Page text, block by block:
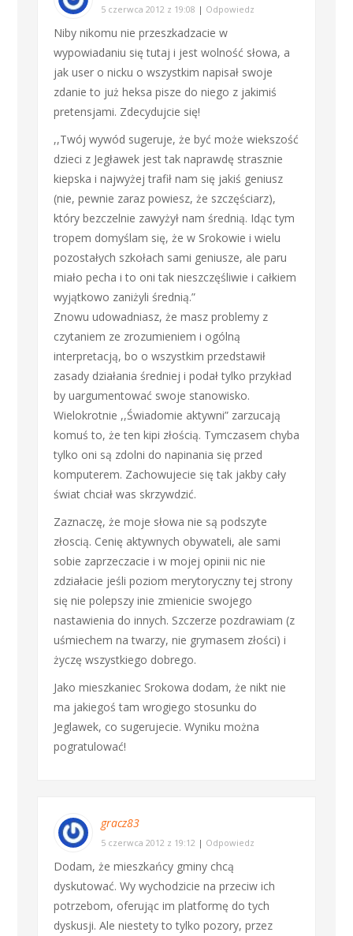
5 czerwca 2012 z 19:08 | Odpowiedz
Niby nikomu nie przeszkadzacie w
wypowiadaniu się tutaj i jest wolność słowa, a
jak user o nicku o wszystkim napisał swoje
zdanie to już heksa pisze do niego z jakimiś
pretensjami. Zdecydujcie się!
,,Twój wywód sugeruje, że być może wiekszość
dzieci z Jegławek jest tak naprawdę strasznie
kiepska i najwyżej trafił nam się jakiś geniusz
(nie, pewnie zaraz powiesz, że szczęściarz),
który bezczelnie zawyżył nam średnią. Idąc tym
tropem domyślam się, że w Srokowie i wielu
pozostałych szkołach sami geniusze, ale paru
miało pecha i to oni tak nieszczęśliwie i całkiem
wyjątkowo zaniżyli średnią.”
Znowu udowadniasz, że masz problemy z
czytaniem ze zrozumieniem i ogólną
interpretacją, bo o wszystkim przedstawił
zasady działania średniej i podał tylko przykład
by uargumentować swoje stanowisko.
Wielokrotnie ,,Świadomie aktywni” zarzucają
komuś to, że ten kipi złością. Tymczasem chyba
tylko oni są zdolni do napinania się przed
komputerem. Zachowujecie się tak jakby cały
świat chciał was skrzywdzić.
Zaznaczę, że moje słowa nie są podszyte
złoscią. Cenię aktywnych obywateli, ale sami
sobie zaprzeczacie i w mojej opinii nic nie
zdziałacie jeśli poziom merytoryczny tej strony
się nie polepszy inie zmienicie swojego
nastawienia do innych. Szczerze pozdrawiam (z
uśmiechem na twarzy, nie grymasem złości) i
życzę wszystkiego dobrego.
Jako mieszkaniec Srokowa dodam, że nikt nie
ma jakiegoś tam wrogiego stosunku do
Jeglawek, co sugerujecie. Wyniku można
pogratulować!
gracz83
5 czerwca 2012 z 19:12 | Odpowiedz
Dodam, że mieszkańcy gminy chcą
dyskutować. Wy wychodzicie na przeciw ich
potrzebom, oferując im platformę do tych
dyskusji. Ale niestety to tylko pozory, przez